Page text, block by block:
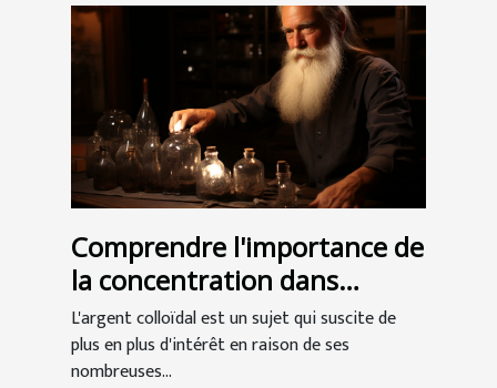
Comprendre l'importance de
la concentration dans
l'argent colloïdal
L'argent colloïdal est un sujet qui suscite de
plus en plus d'intérêt en raison de ses
nombreuses...